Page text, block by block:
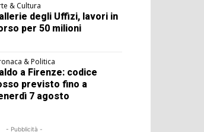
& Cultura
degli Uffizi, lavori in
per 50 milioni
& Politica
a Firenze: codice
previsto fino a
7 agosto
- Pubblicità -